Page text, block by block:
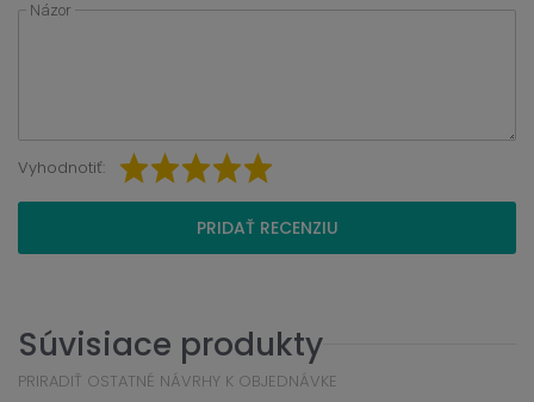
Názor
Vyhodnotiť:
PRIDAŤ RECENZIU
Súvisiace produkty
PRIRADIŤ OSTATNÉ NÁVRHY K OBJEDNÁVKE